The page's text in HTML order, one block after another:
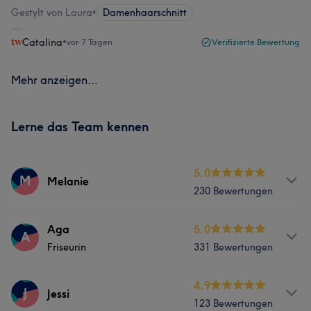
Gestylt von Laura• Damenhaarschnitt
Catalina•vor 7 Tagen Verifizierte Bewertung
Mehr anzeigen...
Lerne das Team kennen
M Melanie
5.0
230 Bewertungen
Services
Was unsere Kunden über Melanie sagen
A Aga
Friseurin
5.0
331 Bewertungen
Services
J Jessi
4.9
123 Bewertungen